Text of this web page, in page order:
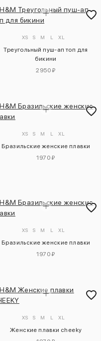
80D 85D
XS S M L XL
Треугольный пуш-ап топ для
бикини
2950 ₽
XS S M L XL
Бразильские женские плавки
1970 ₽
XS S M L XL
Бразильские женские плавки
1970 ₽
XS S M L XL
Женские плавки cheeky